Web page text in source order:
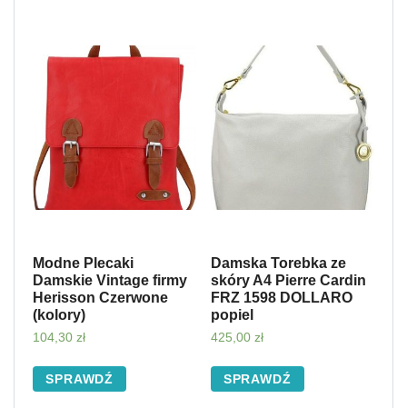
Modne Plecaki
Damskie Vintage firmy
Herisson Czerwone
(kolory)
104,30 zł
SPRAWDŹ
Damska Torebka ze
skóry A4 Pierre Cardin
FRZ 1598 DOLLARO
popiel
425,00 zł
SPRAWDŹ